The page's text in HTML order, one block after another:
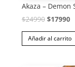
Akaza – Demon
$24990 El
precio
original
$17990El
Añadir al carrito